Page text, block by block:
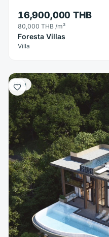
16,900,000 THB
80,000 THB /m²
Foresta Villas
Villa
Villa